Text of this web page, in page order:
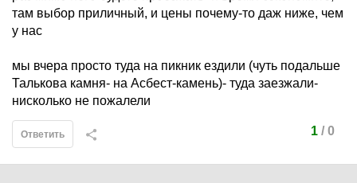
там выбор приличный, и цены почему-то даж ниже, чем
у нас
мы вчера просто туда на пикник ездили (чуть подальше
Талькова камня- на Асбест-камень)- туда заезжали-
нисколько не пожалели
1/ 0
Ответить